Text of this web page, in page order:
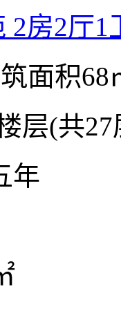
2房2厅1
面积
层(共
年